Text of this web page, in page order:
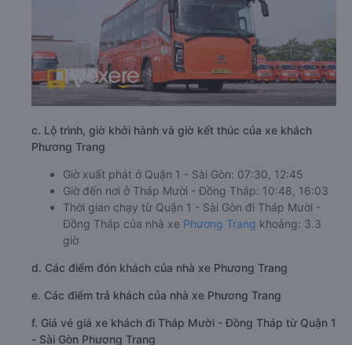
c. Lộ trình, giờ khởi hành và giờ kết thúc của xe khách
Phương Trang
Giờ xuất phát ở Quận 1 - Sài Gòn: 07:30, 12:45
Giờ đến nơi ở Tháp Mười - Đồng Tháp: 10:48, 16:03
Thời gian chạy từ Quận 1 - Sài Gòn đi Tháp Mười -
Đồng Tháp của nhà xe Phương Trang khoảng: 3.3
giờ
d. Các điểm đón khách của nhà xe Phương Trang
e. Các điểm trả khách của nhà xe Phương Trang
f. Giá vé giá xe khách đi Tháp Mười - Đồng Tháp từ Quận 1
- Sài Gòn Phương Trang